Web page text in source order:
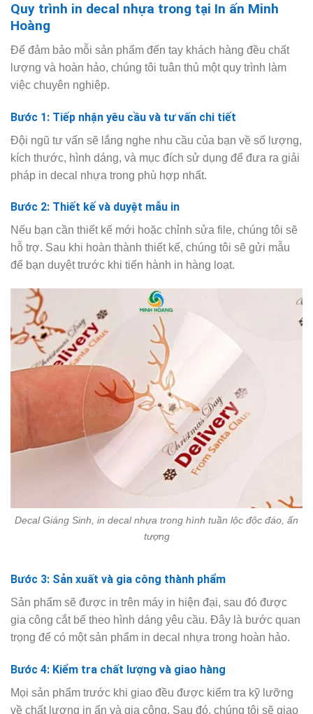
Quy trình in decal nhựa trong tại In ấn Minh
Hoàng
Để đảm bảo mỗi sản phẩm đến tay khách hàng đều chất
lượng và hoàn hảo, chúng tôi tuân thủ một quy trình làm
việc chuyên nghiệp.
Bước 1: Tiếp nhận yêu cầu và tư vấn chi tiết
Đội ngũ tư vấn sẽ lắng nghe nhu cầu của bạn về số lượng,
kích thước, hình dáng, và mục đích sử dụng để đưa ra giải
pháp in decal nhựa trong phù hợp nhất.
Bước 2: Thiết kế và duyệt mẫu in
Nếu bạn cần thiết kế mới hoặc chỉnh sửa file, chúng tôi sẽ
hỗ trợ. Sau khi hoàn thành thiết kế, chúng tôi sẽ gửi mẫu
để bạn duyệt trước khi tiến hành in hàng loạt.
Decal Giáng Sinh, in decal nhựa trong hình tuần lộc độc đáo, ấn
tượng
Bước 3: Sản xuất và gia công thành phẩm
Sản phẩm sẽ được in trên máy in hiện đại, sau đó được
gia công cắt bế theo hình dáng yêu cầu. Đây là bước quan
trọng để có một sản phẩm in decal nhựa trong hoàn hảo.
Bước 4: Kiểm tra chất lượng và giao hàng
Mọi sản phẩm trước khi giao đều được kiểm tra kỹ lưỡng
về chất lượng in ấn và gia công. Sau đó, chúng tôi sẽ giao